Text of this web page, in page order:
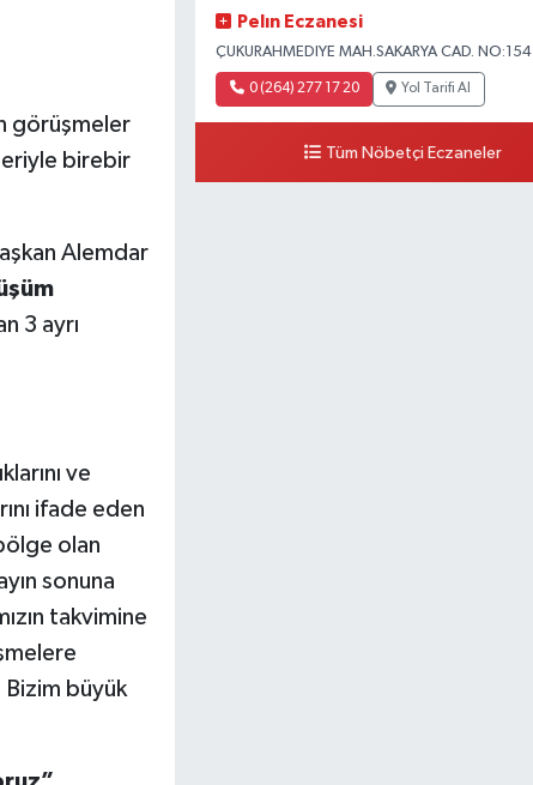
görüşmeler
birebir
Alemdar
3 ayrı
ve
ifade eden
olan
sonuna
takvimine
Bizim büyük
Pelın Eczanesi
ÇUKURAHMEDIYE MAH.SAKARYA CAD. NO:154
0 (264) 277 17 20 Yol Tarifi Al
Tüm Nöbetçi Eczaneler